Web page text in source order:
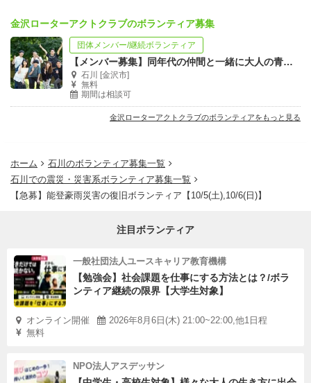
金沢ローターアクトクラブのボランティア募集
団体メンバー/継続ボランティア
【メンバー募集】同年代の仲間と一緒に大人の青春を楽しもう‼︎
石川 [金沢市]
無料
期間は相談可
金沢ローターアクトクラブのボランティアをもっと見る
ホーム
石川のボランティア募集一覧
石川での震災・災害系ボランティア募集一覧
【急募】能登豪雨災害の復旧ボランティア【10/5(土),10/6(日)】
注目ボランティア
一般社団法人ユースキャリア教育機構
【勉強会】社会課題を仕事にする方法とは？/ボラ
ンティア継続の限界【大学生対象】
オンライン開催
2026年8月6日(木) 21:00~22:00,他1日程
無料
NPO法人アスデッサン